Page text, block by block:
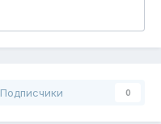
Подписчики 0